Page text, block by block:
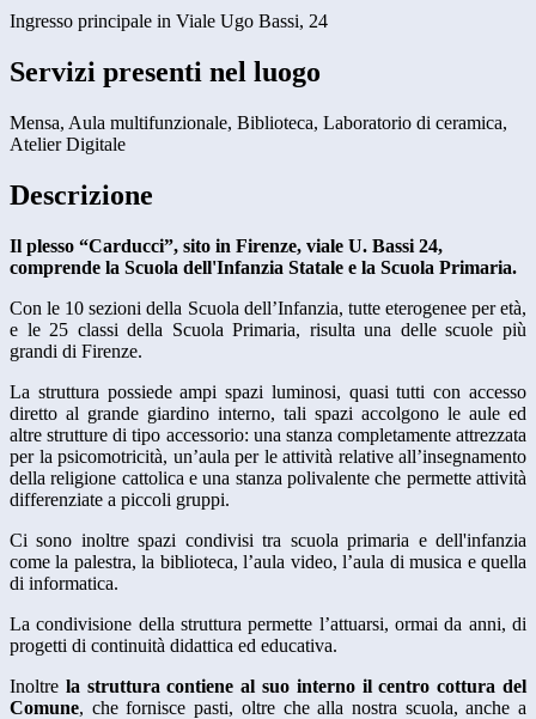
Ingresso principale in Viale Ugo Bassi, 24
Servizi presenti nel luogo
Mensa, Aula multifunzionale, Biblioteca, Laboratorio di ceramica,
Atelier Digitale
Descrizione
Il plesso “Carducci”, sito in Firenze, viale U. Bassi 24,
comprende la Scuola dell'Infanzia Statale e la Scuola Primaria.
Con le 10 sezioni della Scuola dell’Infanzia, tutte eterogenee per età,
e le 25 classi della Scuola Primaria, risulta una delle scuole più
grandi di Firenze.
La struttura possiede ampi spazi luminosi, quasi tutti con accesso
diretto al grande giardino interno, tali spazi accolgono le aule ed
altre strutture di tipo accessorio: una stanza completamente attrezzata
per la psicomotricità, un’aula per le attività relative all’insegnamento
della religione cattolica e una stanza polivalente che permette attività
differenziate a piccoli gruppi.
Ci sono inoltre spazi condivisi tra scuola primaria e dell'infanzia
come la palestra, la biblioteca, l’aula video, l’aula di musica e quella
di informatica.
La condivisione della struttura permette l’attuarsi, ormai da anni, di
progetti di continuità didattica ed educativa.
Inoltre la struttura contiene al suo interno il centro cottura del
Comune, che fornisce pasti, oltre che alla nostra scuola, anche a